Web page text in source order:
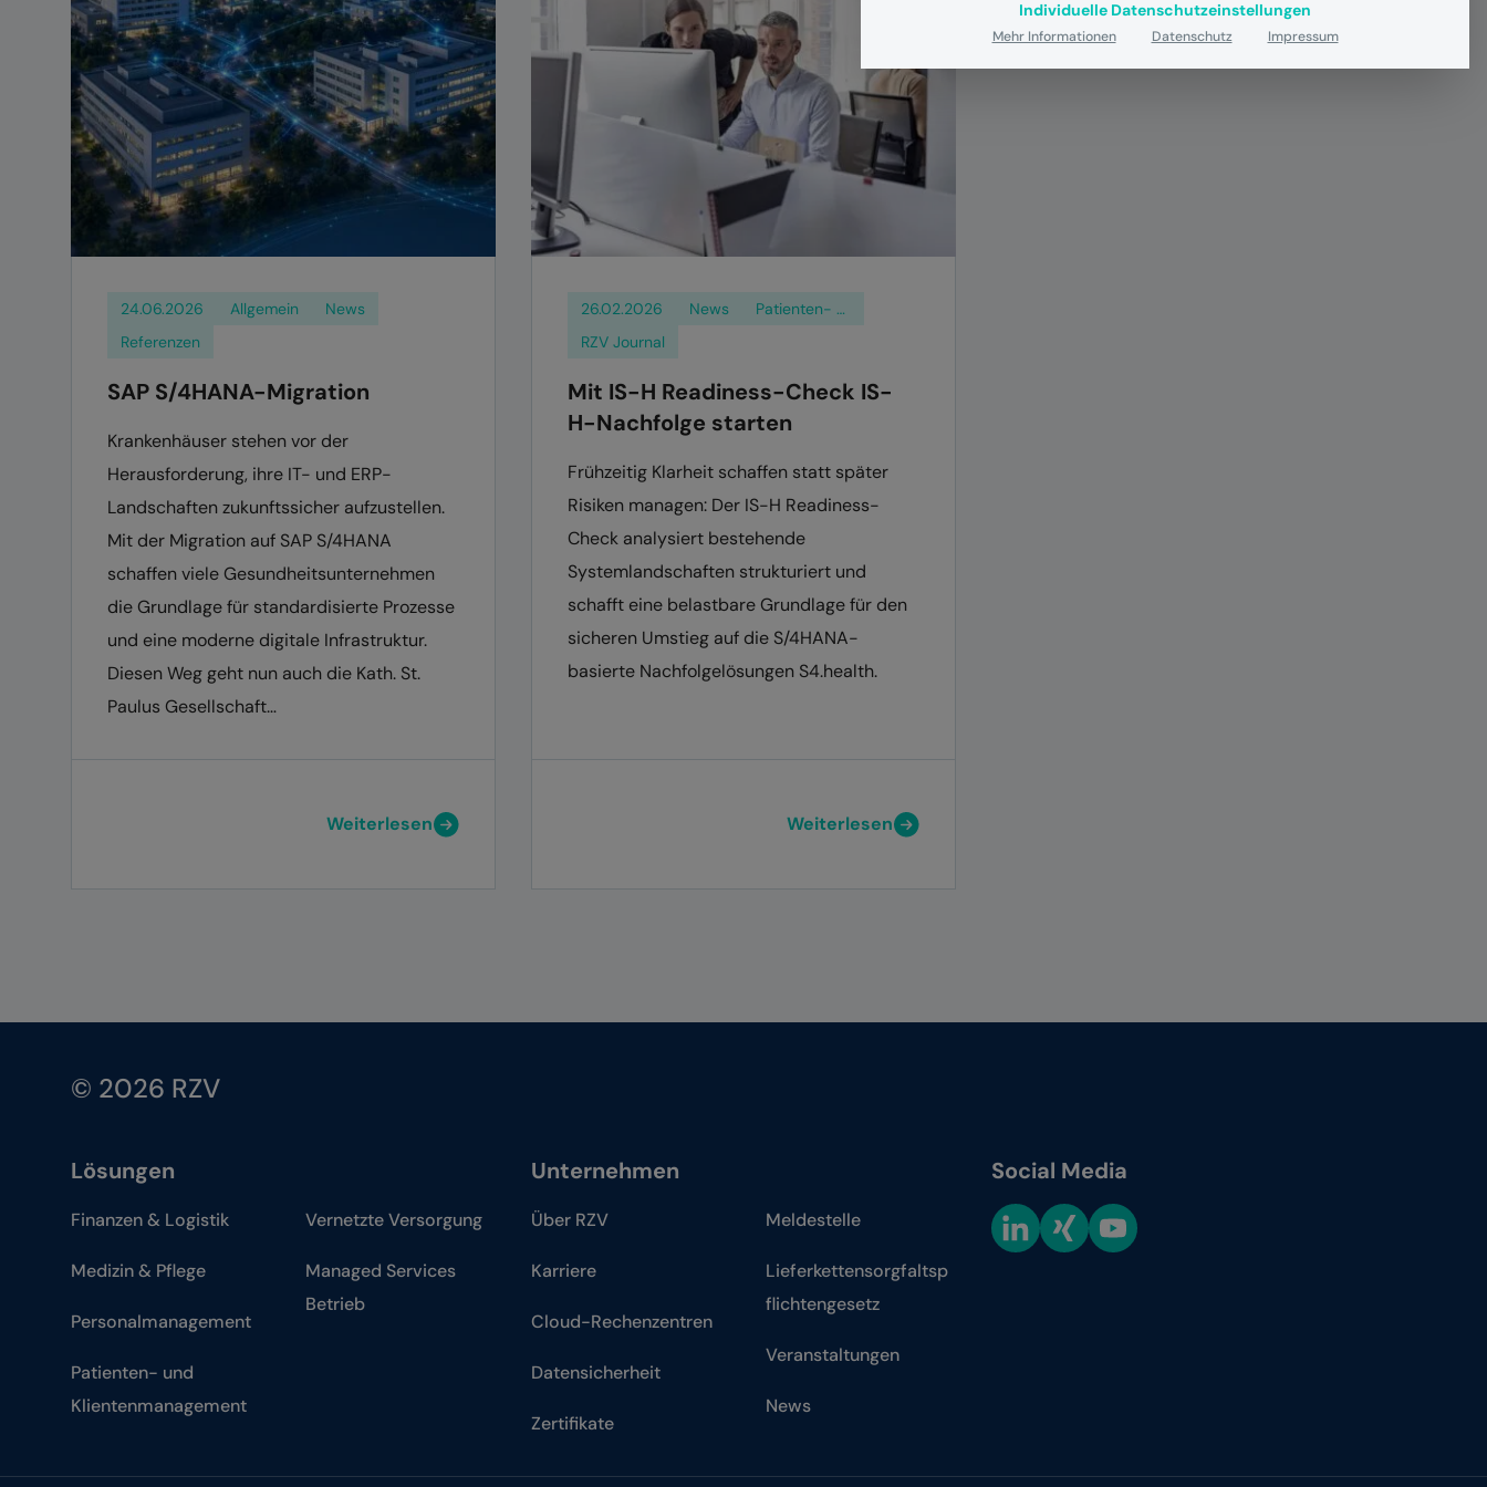
24.06.2026 Allgemein
News
Referenzen
SAP S/4HANA-Migration
Krankenhäuser stehen vor der
Herausforderung, ihre IT- und ERP-
Landschaften zukunftssicher aufzustellen.
Mit der Migration auf SAP S/4HANA
schaffen viele Gesundheitsunternehmen
die Grundlage für standardisierte Prozesse
und eine moderne digitale Infrastruktur.
Diesen Weg geht nun auch die Kath. St.
Paulus Gesellschaft…
Weiterlesen
26.02.2026 News
Patienten- und Klientenmanagement
RZV Journal
Mit IS-H Readiness-Check IS-
H-Nachfolge starten
Frühzeitig Klarheit schaffen statt später
Risiken managen: Der IS-H Readiness-
Check analysiert bestehende
Systemlandschaften strukturiert und
schafft eine belastbare Grundlage für den
sicheren Umstieg auf die S/4HANA-
basierte Nachfolgelösungen S4.health.
Weiterlesen
© 2026 RZV
Lösungen
Finanzen & Logistik
Medizin & Pflege
Personalmanagement
Patienten- und
Klientenmanagement
Vernetzte Versorgung
Managed Services
Betrieb
Unternehmen
Über RZV
Karriere
Cloud-Rechenzentren
Datensicherheit
Zertifikate
Meldestelle
Lieferkettensorgfaltsp
flichtengesetz
Veranstaltungen
News
Social Media
Individuelle Datenschutzeinstellungen
Mehr Informationen Datenschutz Impressum